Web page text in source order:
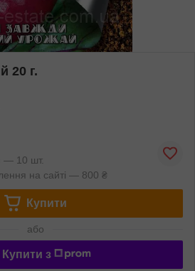
20 г.
— 10 шт.
на сайті — 800 ₴
Купити
або
Купити з